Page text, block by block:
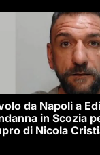
da Napoli a
in Scozia
di Nicola